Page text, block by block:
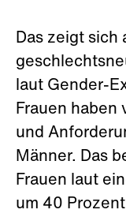
Das zeigt sich
laut Gender-
Frauen haben
und
Männer. Das
Frauen laut
um 40